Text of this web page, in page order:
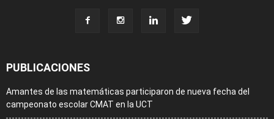
PUBLICACIONES
Amantes de las matemáticas participaron de nueva fecha del
campeonato escolar CMAT en la UCT